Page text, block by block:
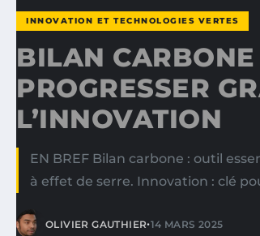
INNOVATION ET TECHNOLOGIES VERTES
BILAN
PROGRESSER
L’INNOVATION
EN BREF Bilan carbone : outil
à effet de serre. Innovation : clé
OLIVIER GAUTHIER•14 MARS 2025